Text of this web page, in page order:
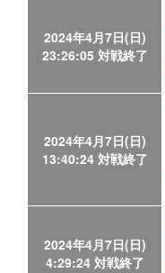
2024年4月7日(日)
23:26:05 対戦終了
2024年4月7日(日)
13:40:24 対戦終了
2024年4月7日(日)
4:29:24 対戦終了